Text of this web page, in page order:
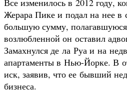
Все изменилось в 2012 году,
Жерара Пике и подал на нее в
большую сумму,
возлюбленной он оставил
Замахнулся де ла Руа и на
апартаменты в Нью-Йорке. В
иск, заявив, что ее бывший
бизнеса.